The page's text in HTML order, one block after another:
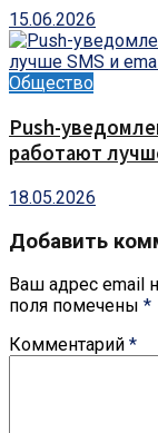
15.06.2026
Общество
Push-
работают
18.05.2026
Добавить
Ваш адрес email
поля помечены *
Комментарий *